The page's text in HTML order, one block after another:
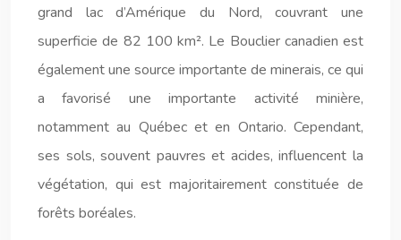
grand lac d’Amérique du Nord, couvrant une
superficie de 82 100 km². Le Bouclier canadien est
également une source importante de minerais, ce qui
a favorisé une importante activité minière,
notamment au Québec et en Ontario. Cependant,
ses sols, souvent pauvres et acides, influencent la
végétation, qui est majoritairement constituée de
forêts boréales.